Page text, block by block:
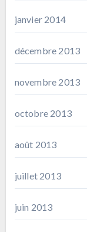
janvier 2014
décembre 2013
novembre 2013
octobre 2013
août 2013
juillet 2013
juin 2013